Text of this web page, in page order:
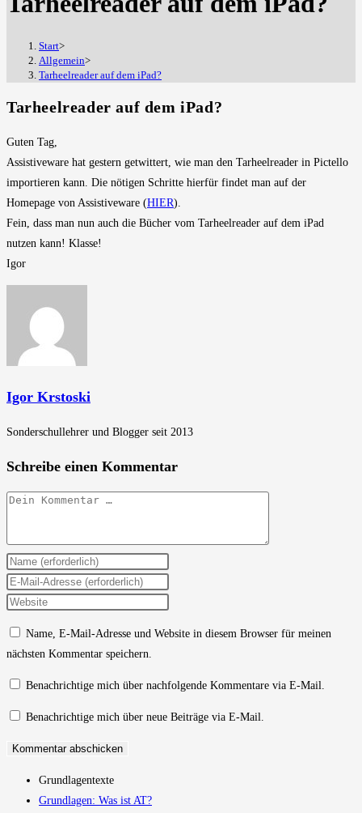
Start>
Allgemein>
Tarheelreader auf dem iPad?
Tarheelreader auf dem iPad?
Guten Tag,
Assistiveware hat gestern getwittert, wie man den Tarheelreader in Pictello
importieren kann. Die nötigen Schritte hierfür findet man auf der
Homepage von Assistiveware (HIER).
Fein, dass man nun auch die Bücher vom Tarheelreader auf dem iPad
nutzen kann! Klasse!
Igor
Igor Krstoski
Sonderschullehrer und Blogger seit 2013
Schreibe einen Kommentar
Kommentar
Gib
deinen
Namen
Benutzernamen
Kommentieren
Gib
deine
zum
ein
Gib
ein
Name, E-Mail-Adresse und Website in diesem Browser für meinen
nächsten Kommentar speichern.
Benachrichtige mich über nachfolgende Kommentare via E-Mail.
Benachrichtige mich über neue Beiträge via E-Mail.
Grundlagentexte
Grundlagen: Was ist AT?